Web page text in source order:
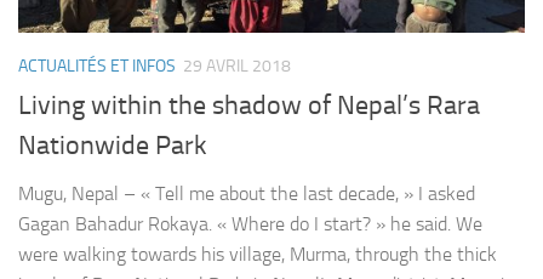
ACTUALITÉS ET INFOS 29 AVRIL 2018
Living within the shadow of Nepal’s Rara
Nationwide Park
Mugu, Nepal – « Tell me about the last decade, » I asked
Gagan Bahadur Rokaya. « Where do I start? » he said. We
were walking towards his village, Murma, through the thick